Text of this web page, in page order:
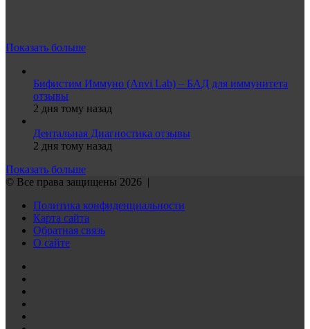
Показать больше
Бифистим Иммуно (Anvi Lab) – БАД для иммунитета
отзывы
2 дня тому назад
Дентальная Диагностика отзывы
2 дня тому назад
Показать больше
© Все права защищены 2026 |
Политика конфиденциальности
Карта сайта
Обратная связь
О сайте